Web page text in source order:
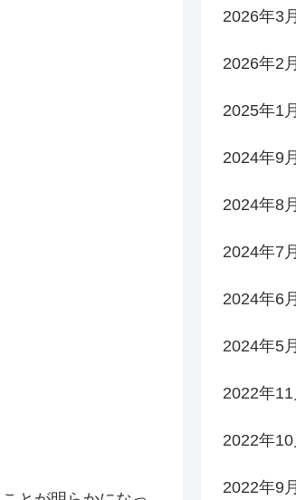
2026年3月
2026年2月
2025年1月
2024年9月
2024年8月
2024年7月
2024年6月
2024年5月
2022年11
2022年10
2022年9月